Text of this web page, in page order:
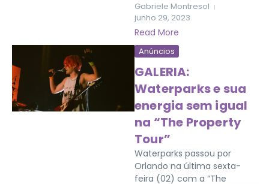
Gabriele Montresol
junho 29, 2023
Read More
Anúncios
GALERIA:
Waterparks e sua
energia sem igual
na “The Property
Tour”
Waterparks passou por
Orlando na última sexta-
feira (02) com a “The